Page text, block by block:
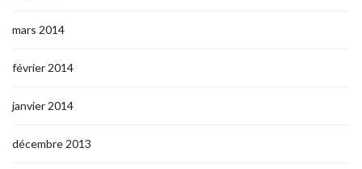
mars 2014
février 2014
janvier 2014
décembre 2013